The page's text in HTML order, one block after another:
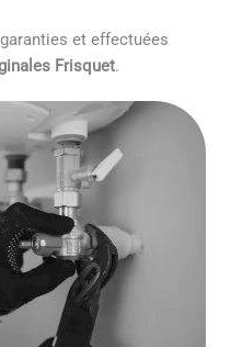
et effectuées
Frisquet.